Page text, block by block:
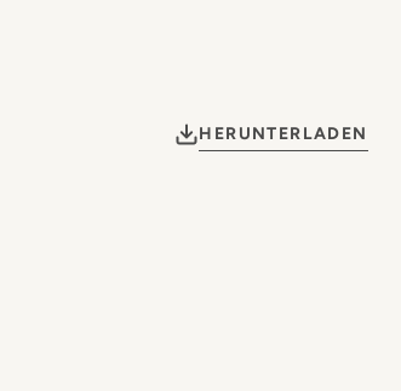
HERUNTERLADEN